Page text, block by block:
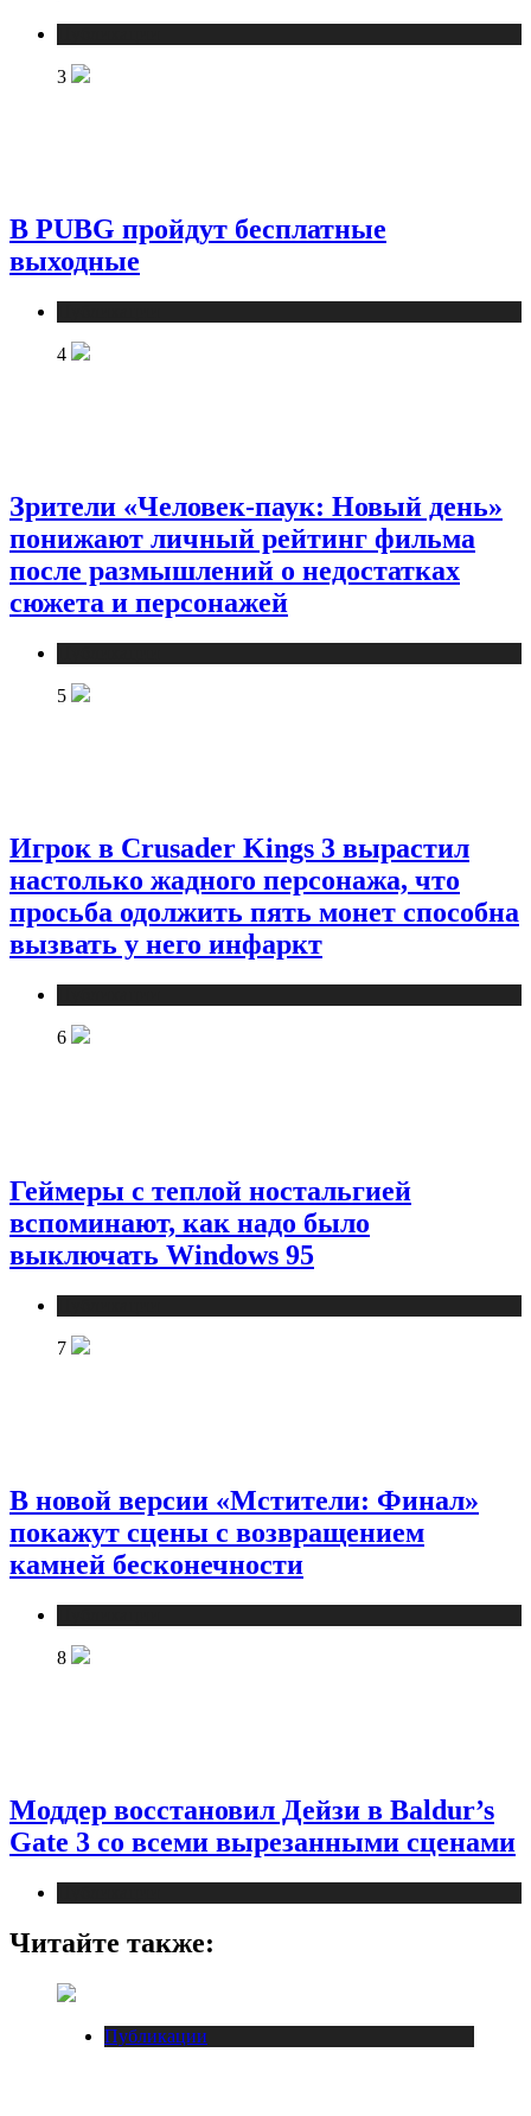
3
В PUBG пройдут бесплатные
выходные
4
Зрители «Человек-паук: Новый день»
понижают личный рейтинг фильма
после размышлений о недостатках
сюжета и персонажей
5
Игрок в Crusader Kings 3 вырастил
настолько жадного персонажа, что
просьба одолжить пять монет способна
вызвать у него инфаркт
6
Геймеры с теплой ностальгией
вспоминают, как надо было
выключать Windows 95
7
В новой версии «Мстители: Финал»
покажут сцены с возвращением
камней бесконечности
8
Моддер восстановил Дейзи в Baldur’s
Gate 3 со всеми вырезанными сценами
Читайте также:
Публикации